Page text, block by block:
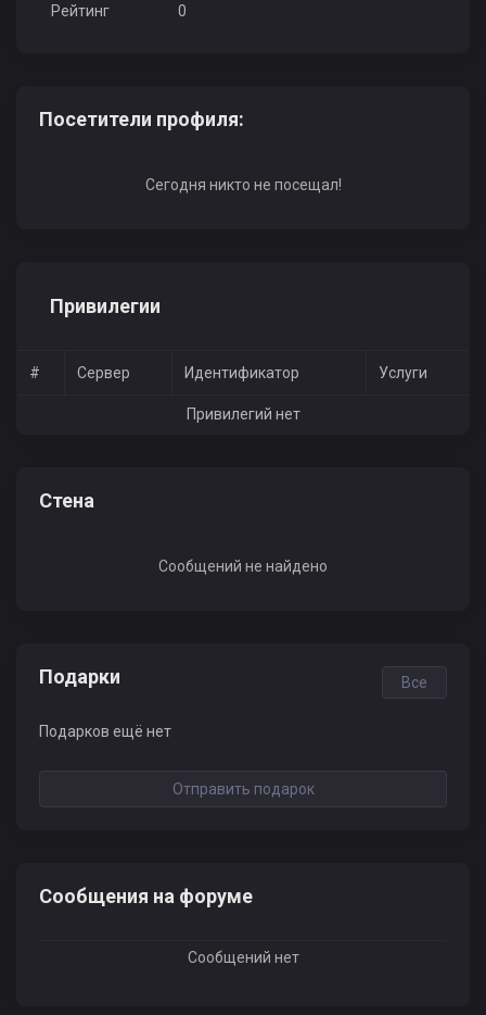
Рейтинг 0
Посетители профиля:
Сегодня никто не посещал!
Привилегии
# Сервер Идентификатор Услуги
Привилегий нет
Стена
Сообщений не найдено
Подарки Все
Подарков ещё нет
Отправить подарок
Сообщения на форуме
Сообщений нет